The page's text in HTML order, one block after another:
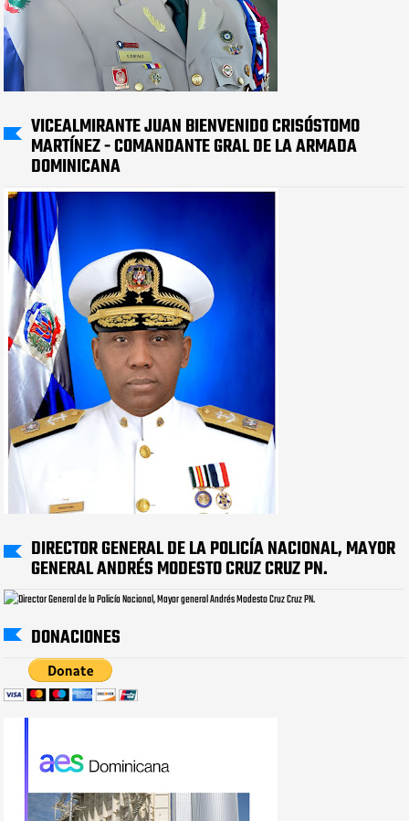
VICEALMIRANTE JUAN BIENVENIDO CRISÓSTOMO
MARTÍNEZ - COMANDANTE GRAL DE LA ARMADA
DOMINICANA
DIRECTOR GENERAL DE LA POLICÍA NACIONAL, MAYOR
GENERAL ANDRÉS MODESTO CRUZ CRUZ PN.
DONACIONES